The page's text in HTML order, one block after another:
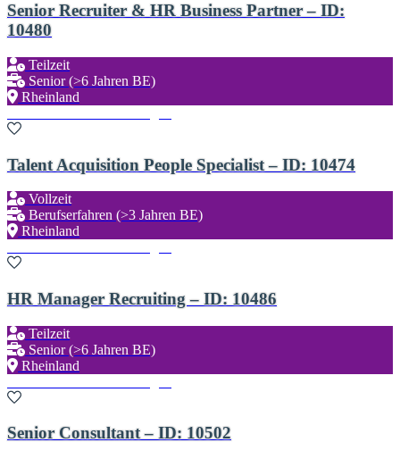
Senior Recruiter & HR Business Partner – ID:
10480
Teilzeit
Senior (>6 Jahren BE)
Rheinland
Talent Acquisition People Specialist – ID: 10474
Vollzeit
Berufserfahren (>3 Jahren BE)
Rheinland
HR Manager Recruiting – ID: 10486
Teilzeit
Senior (>6 Jahren BE)
Rheinland
Senior Consultant – ID: 10502